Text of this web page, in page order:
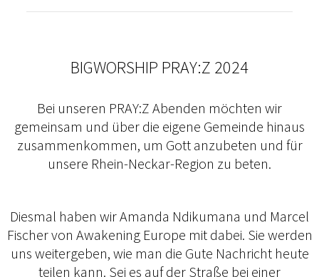
BIGWORSHIP PRAY:Z 2024
Bei unseren PRAY:Z Abenden möchten wir
gemeinsam und über die eigene Gemeinde hinaus
zusammenkommen, um Gott anzubeten und für
unsere Rhein-Neckar-Region zu beten.
Diesmal haben wir Amanda Ndikumana und Marcel
Fischer von Awakening Europe mit dabei. Sie werden
uns weitergeben, wie man die Gute Nachricht heute
teilen kann. Sei es auf der Straße bei einer